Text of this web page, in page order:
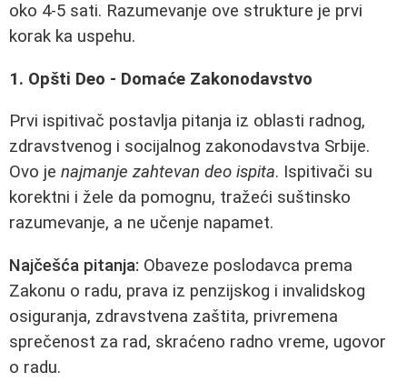
oko 4-5 sati. Razumevanje ove strukture je prvi
korak ka uspehu.
1. Opšti Deo - Domaće Zakonodavstvo
Prvi ispitivač postavlja pitanja iz oblasti radnog,
zdravstvenog i socijalnog zakonodavstva Srbije.
Ovo je najmanje zahtevan deo ispita. Ispitivači su
korektni i žele da pomognu, tražeći suštinsko
razumevanje, a ne učenje napamet.
Najčešća pitanja: Obaveze poslodavca prema
Zakonu o radu, prava iz penzijskog i invalidskog
osiguranja, zdravstvena zaštita, privremena
sprečenost za rad, skraćeno radno vreme, ugovor
o radu.